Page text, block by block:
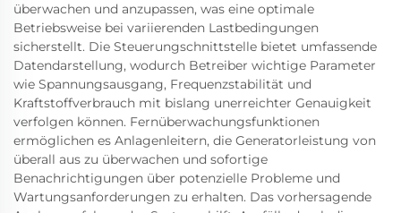
überwachen und anzupassen, was eine optimale
Betriebsweise bei variierenden Lastbedingungen
sicherstellt. Die Steuerungschnittstelle bietet umfassende
Datendarstellung, wodurch Betreiber wichtige Parameter
wie Spannungsausgang, Frequenzstabilität und
Kraftstoffverbrauch mit bislang unerreichter Genauigkeit
verfolgen können. Fernüberwachungsfunktionen
ermöglichen es Anlagenleitern, die Generatorleistung von
überall aus zu überwachen und sofortige
Benachrichtigungen über potenzielle Probleme und
Wartungsanforderungen zu erhalten. Das vorhersagende